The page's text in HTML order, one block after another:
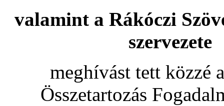
valamint a Rákóczi
szervezete
meghívást tett közzé
Összetartozás